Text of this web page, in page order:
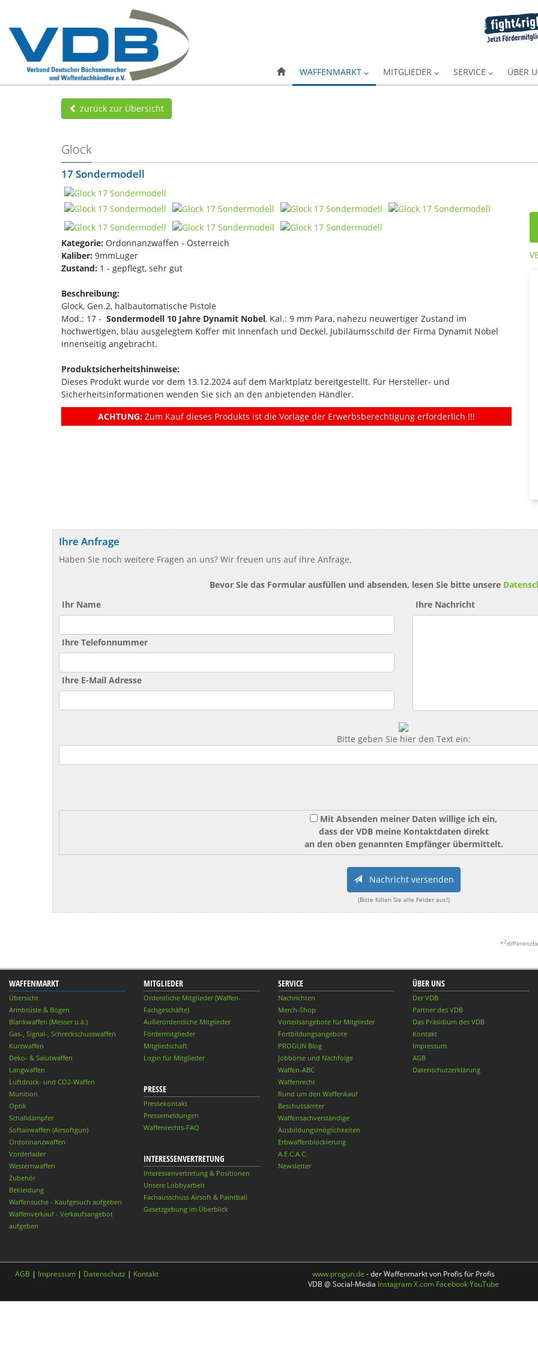
WAFFENMARKT MITGLIEDER SERVICE ÜBER
zurück zur Übersicht
Glock
17 Sondermodell
Kategorie: Ordonnanzwaffen - Österreich
Kaliber: 9mmLuger
Zustand: 1 - gepflegt, sehr gut
Beschreibung:
Glock, Gen.2, halbautomatische Pistole
Mod.: 17 - Sondermodell 10 Jahre Dynamit Nobel, Kal.: 9 mm Para, nahezu neuwertiger Zustand im
hochwertigen, blau ausgelegtem Koffer mit Innenfach und Deckel, Jubiläumsschild der Firma Dynamit Nobel
innenseitig angebracht.
Produktsicherheitshinweise:
Dieses Produkt wurde vor dem 13.12.2024 auf dem Marktplatz bereitgestellt. Für Hersteller- und
Sicherheitsinformationen wenden Sie sich an den anbietenden Händler.
ACHTUNG: Zum Kauf dieses Produkts ist die Vorlage der Erwerbsberechtigung erforderlich !!!
Ihre Anfrage
Haben Sie noch weitere Fragen an uns? Wir freuen uns auf ihre Anfrage.
Bevor Sie das Formular ausfüllen und absenden, lesen Sie bitte unsere
Ihr Name
Ihre Telefonnummer
Ihre E-Mail Adresse
Ihre Nachricht
Bitte geben Sie hier den Text ein:
Mit Absenden meiner Daten willige ich ein,
dass der VDB meine Kontaktdaten direkt
an den oben genannten Empfänger übermittelt.
Nachricht versenden
(Bitte füllen Sie alle Felder aus!)
*2
WAFFENMARKT
Übersicht
Armbrüste & Bögen
Blankwaffen (Messer u.ä.)
Gas-, Signal-, Schreckschusswaffen
Kurzwaffen
Deko- & Salutwaffen
Langwaffen
Luftdruck- und CO2-Waffen
Munition
Optik
Schalldämpfer
Softairwaffen (Airsoftgun)
Ordonnanzwaffen
Vorderlader
Westernwaffen
Zubehör
Bekleidung
Waffensuche - Kaufgesuch aufgeben
Waffenverkauf - Verkaufsangebot
aufgeben
MITGLIEDER
Ordentliche Mitglieder (Waffen-
Fachgeschäfte)
Außerordentliche Mitglieder
Fördermitglieder
Mitgliedschaft
Login für Mitglieder
PRESSE
Pressekontakt
Pressemeldungen
Waffenrechts-FAQ
INTERESSENVERTRETUNG
Interessenvertretung & Positionen
Unsere Lobbyarbeit
Fachausschuss Airsoft & Paintball
Gesetzgebung im Überblick
SERVICE
Nachrichten
Merch-Shop
Vorteilsangebote für Mitglieder
Fortbildungsangebote
PROGUN Blog
Jobbörse und Nachfolge
Waffen-ABC
Waffenrecht
Rund um den Waffenkauf
Beschussämter
Waffensachverständige
Ausbildungsmöglichkeiten
Erbwaffenblockierung
A.E.C.A.C.
Newsletter
ÜBER UNS
Der VDB
Partner des VDB
Das Präsidium des VDB
Kontakt
Impressum
AGB
Datenschutzerklärung
AGB | Impressum | Datenschutz | Kontakt www.progun.de - der Waffenmarkt von Profis für Profis
VDB @ Social-Media InstagramX.com FacebookYouTube